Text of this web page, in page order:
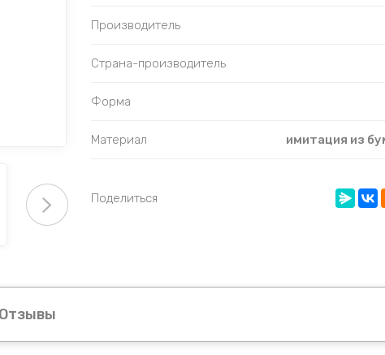
Производитель
Страна-производитель
Форма
Материал имитация из
Поделиться
Отзывы